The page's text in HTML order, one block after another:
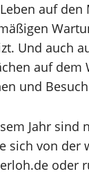
auf
Und
auf
und
Jahr
sich von
oder